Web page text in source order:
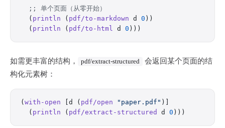
  ;; 单个页面（从零开始）
  (
println ( pdf/to-markdown d 0 ))
  (
println ( pdf/to-html d 0 )))
如需更丰富的结构， pdf/extract-structured
会返回某个页面的结
构化元素树：
( with-open [d ( pdf/open "paper.pdf" )]
  (
println ( pdf/extract-structured d 0 )))